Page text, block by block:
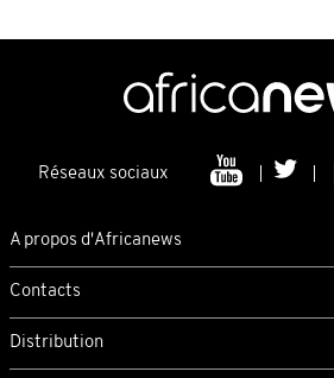
Réseaux sociaux
A propos d'Africanews
Contacts
Distribution